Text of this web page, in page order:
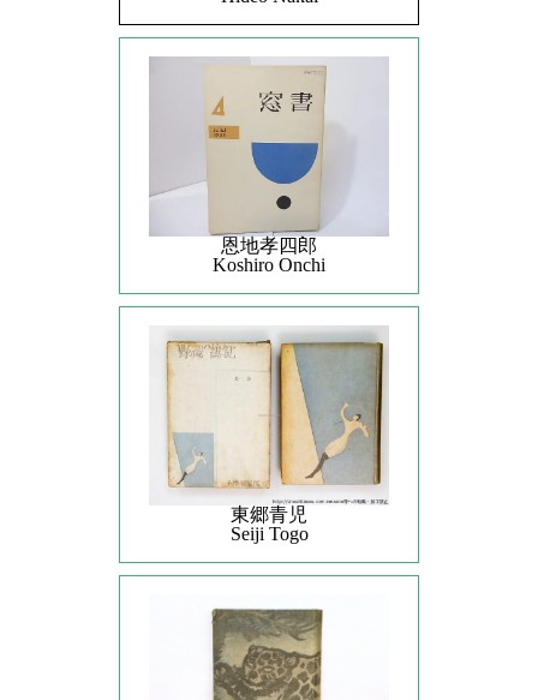
恩地孝四郎
Koshiro Onchi
東郷青児
Seiji Togo